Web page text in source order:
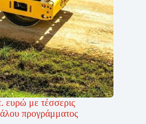
ευρώ με τέσσερις
προγράμματος